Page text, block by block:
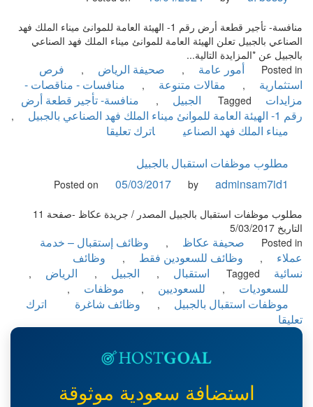
البحرية
الملكية
السعودية
للمقاولين
منافسة- تأجير قطعة أرض رقم 1- الهيئة العامة للموانئ ميناء الملك فهد
الصناعي بالجبيل تعلن الهيئة العامة للموانئ ميناء الملك فهد الصناعي
بالجبيل عن *المزايدة التالية...
Posted in
أمور عامة , صحيفة الرياض ,
فرص
استثمارية
, مقالات متنوعة ,
منافسات - مناقصات -
مزايدات
Tagged الجبيل ,
منافسة- تأجير قطعة أرض
رقم 1- الهيئة العامة للموانئ ميناء الملك فهد الصناعي بالجبيل
,
ميناء الملك فهد الصناعي اترك تعليقا
أرض
رقم
1-
الهيئة
العامة
للموانئ
ميناء
الملك
الصناعي
مطلوب موظفات استقبال بالجبيل
Posted on 05/03/2017 by adminsam7id1
مطلوب موظفات استقبال بالجبيل المصدر / جريدة عكاظ -صفحة 11
التاريخ 5/03/2017
Posted in
صحيفة عكاظ ,
وظائف إستقبال – خدمة
عملاء
, وظائف للسعودين فقط ,
وظائف
نسائية
Tagged استقبال , الجبيل , الرياض ,
للسعوديات , للسعوديين , موظفات ,
موظفات استقبال بالجبيل , وظائف شاغرة
اترك
تعليقا
استضافة سعودية موثوقة